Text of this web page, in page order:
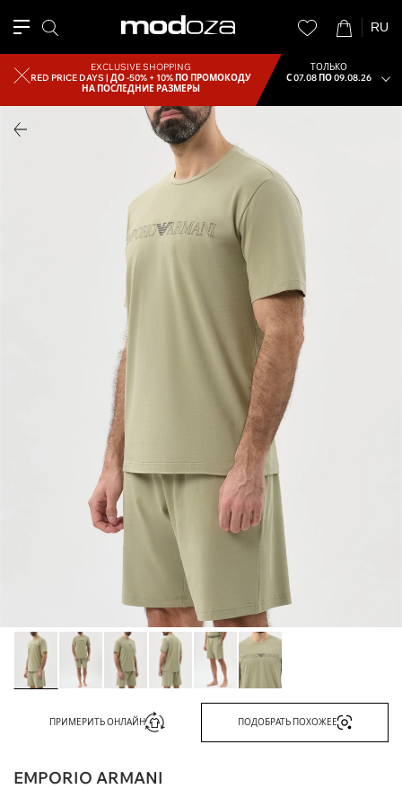
RU
EXCLUSIVE SHOPPING
RED PRICE DAYS |ДО -50% + 10% ПО ПРОМОКОДУ
НА ПОСЛЕДНИЕ РАЗМЕРЫ
ТОЛЬКО
С 07.08 ПО 09.08.26
ПРИМЕРИТЬ ОНЛАЙН ПОДОБРАТЬ ПОХОЖЕЕ
EMPORIO ARMANI